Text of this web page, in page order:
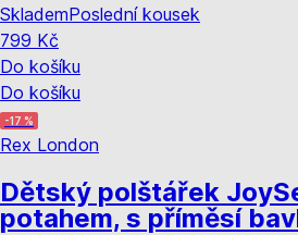
SklademPoslední kousek
799 Kč
Do košíku
Do košíku
-17 %
Rex London
Dětský polštářek Joy
potahem, s příměsí